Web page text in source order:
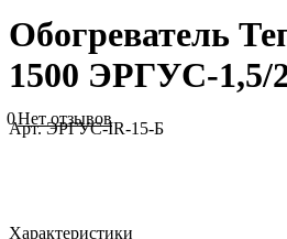
Обогреватель
1500 ЭРГУС-1,5/
0Нет отзывов
Арт.ЭРГУС-IR-15-Б
Характеристики